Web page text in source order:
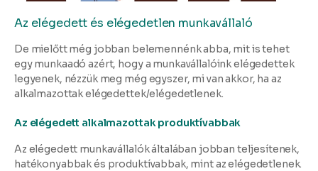
Az elégedett és elégedetlen munkavállaló
De mielőtt még jobban belemennénk abba, mit is tehet
egy munkaadó azért, hogy a munkavállalóink elégedettek
legyenek, nézzük meg még egyszer, mi van akkor, ha az
alkalmazottak elégedettek/elégedetlenek.
Az elégedett alkalmazottak produktívabbak
Az elégedett munkavállalók általában jobban teljesítenek,
hatékonyabbak és produktívabbak, mint az elégedetlenek.